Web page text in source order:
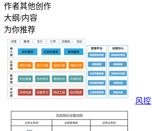
作者其他创作
大纲/内容
为你推荐
风控